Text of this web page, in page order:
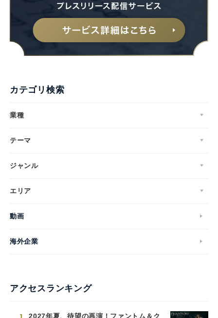
カテゴリ検索
業種
テーマ
ジャンル
エリア
動画
海外企業
アクセスランキング
2027年夏、待望の再演！ファントム＆ク